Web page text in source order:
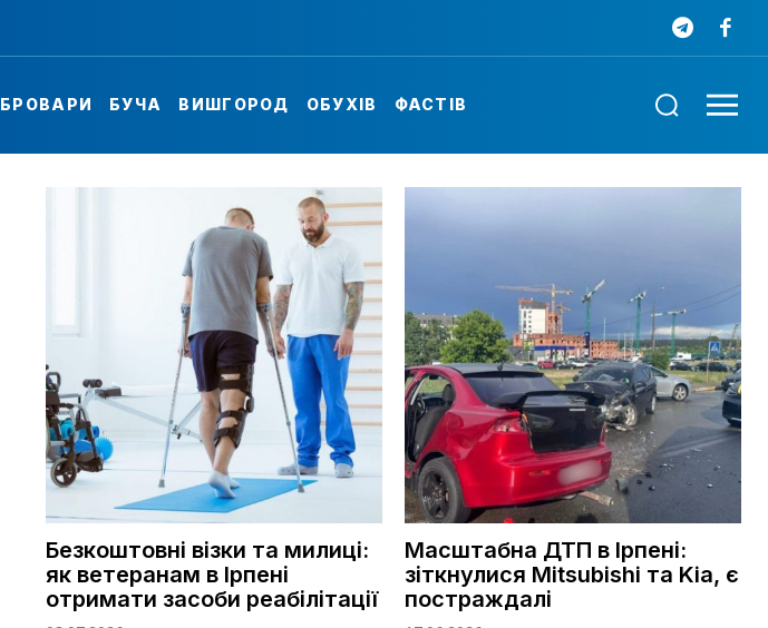
БРОВАРИ БУЧА ВИШГОРОД ОБУХІВ ФАСТІВ
Безкоштовні візки та милиці:
як ветеранам в Ірпені
отримати засоби реабілітації
Масштабна ДТП в Ірпені:
зіткнулися Mitsubishi та Kia, є
постраждалі